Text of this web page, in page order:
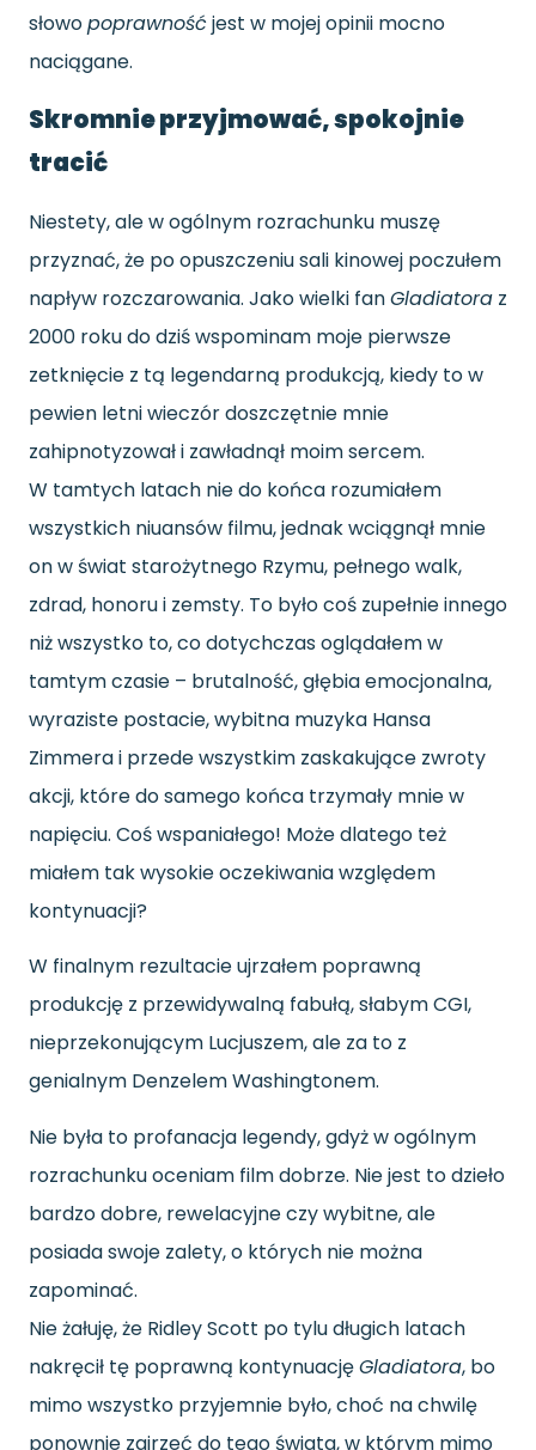
słowopoprawnośćjest w mojej opinii mocno
naciągane.
Skromnie przyjmować, spokojnie
tracić
Niestety, ale w ogólnym rozrachunku muszę
przyznać, że po opuszczeniu sali kinowej poczułem
napływ rozczarowania. Jako wielki fanGladiatora z
2000 roku do dziś wspominam moje pierwsze
zetknięcie z tą legendarną produkcją, kiedy to w
pewien letni wieczór doszczętnie mnie
zahipnotyzował i zawładnął moim sercem.
W tamtych latach nie do końca rozumiałem
wszystkich niuansów filmu, jednak wciągnął mnie
on w świat starożytnego Rzymu, pełnego walk,
zdrad, honoru i zemsty. To było coś zupełnie innego
niż wszystko to, co dotychczas oglądałem w
tamtym czasie – brutalność, głębia emocjonalna,
wyraziste postacie, wybitna muzyka Hansa
Zimmera i przede wszystkim zaskakujące zwroty
akcji, które do samego końca trzymały mnie w
napięciu. Coś wspaniałego! Może dlatego też
miałem tak wysokie oczekiwania względem
kontynuacji?
W finalnym rezultacie ujrzałem poprawną
produkcję z przewidywalną fabułą, słabym CGI,
nieprzekonującym Lucjuszem, ale za to z
genialnym Denzelem Washingtonem.
Nie była to profanacja legendy, gdyż w ogólnym
rozrachunku oceniam film dobrze. Nie jest to dzieło
bardzo dobre, rewelacyjne czy wybitne, ale
posiada swoje zalety, o których nie można
zapominać.
Nie żałuję, że Ridley Scott po tylu długich latach
nakręcił tę poprawną kontynuacjęGladiatora, bo
mimo wszystko przyjemnie było, choć na chwilę
ponownie zajrzeć do tego świata, w którym mimo